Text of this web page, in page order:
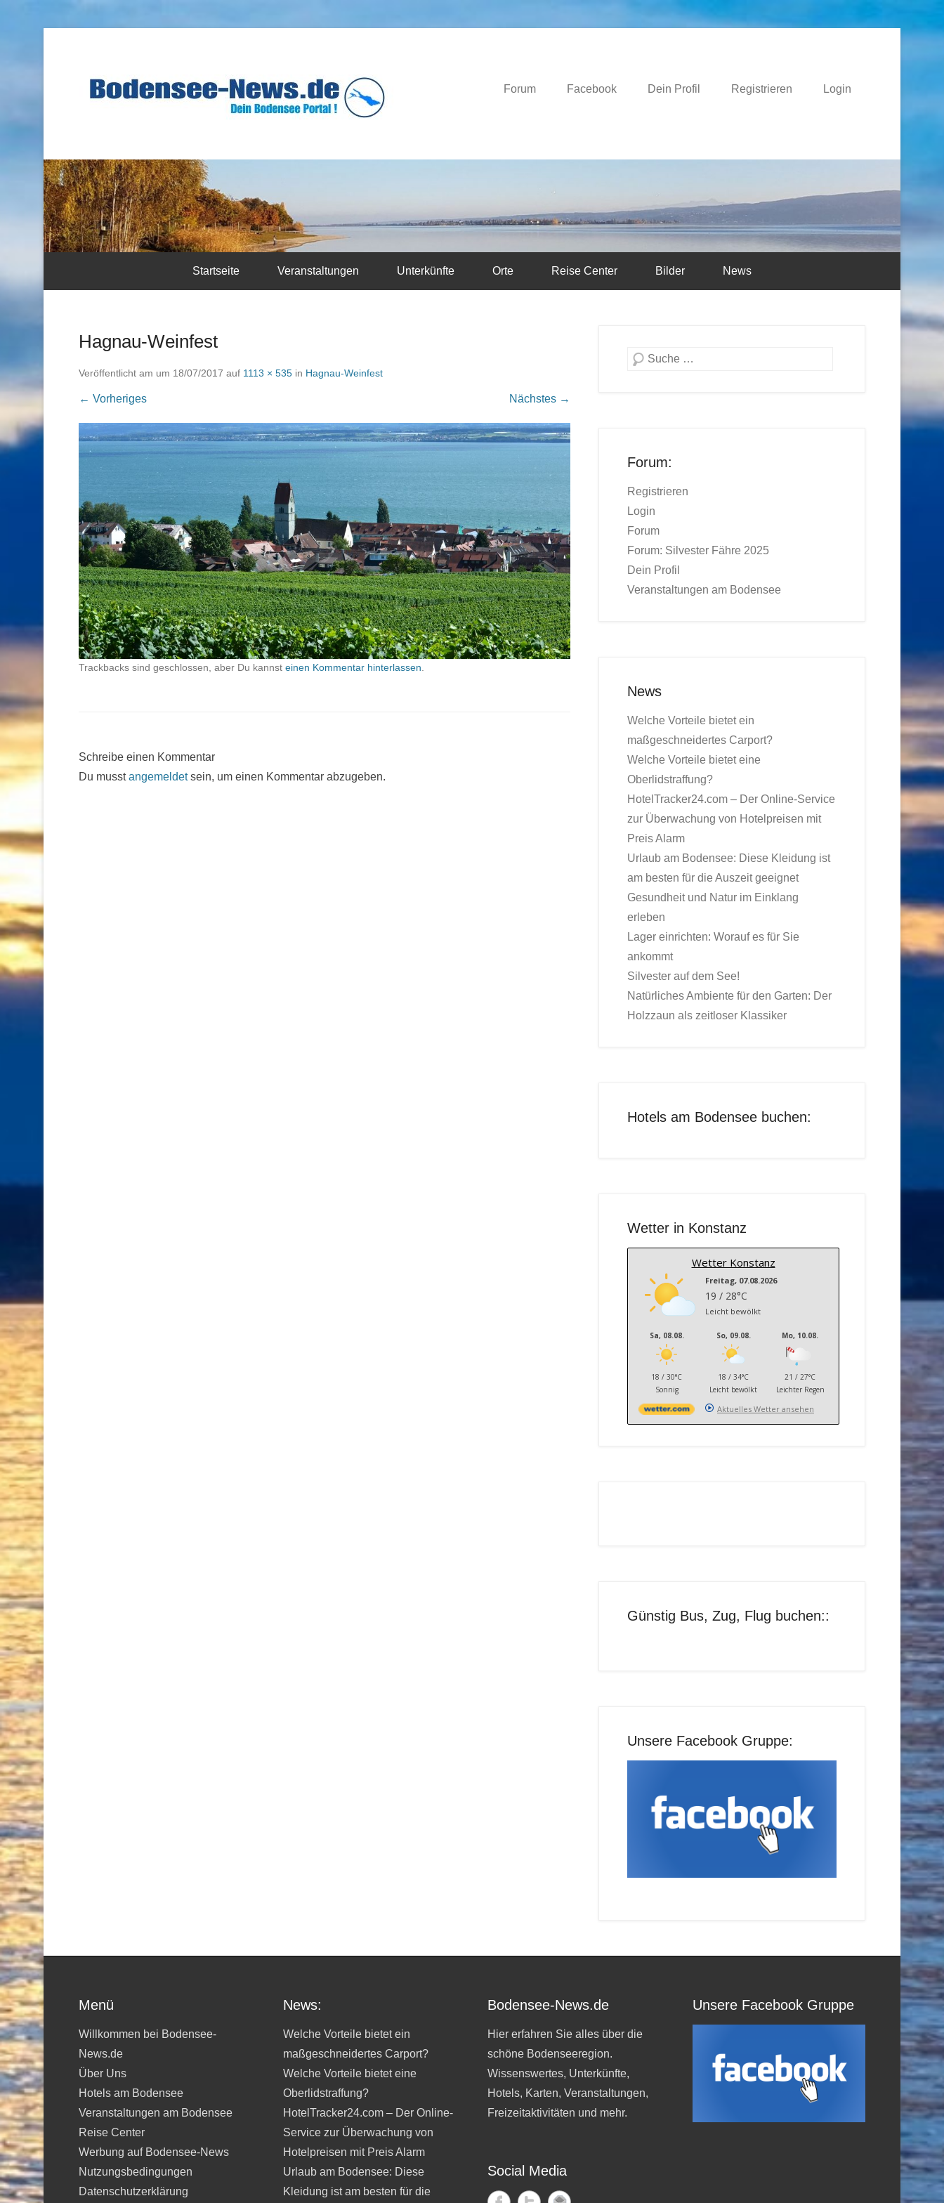
Forum Facebook Dein Profil Registrieren Login
Startseite Veranstaltungen Unterkünfte Orte Reise Center Bilder News
Hagnau-Weinfest
Veröffentlicht am um 18/07/2017 auf 1113 × 535 in Hagnau-Weinfest
← Vorheriges Nächstes →
Trackbacks sind geschlossen, aber Du kannst einen Kommentar hinterlassen.
Schreibe einen Kommentar
Du musstangemeldetsein, um einen Kommentar abzugeben.
Suchen
Forum:
Registrieren
Login
Forum
Forum: Silvester Fähre 2025
Dein Profil
Veranstaltungen am Bodensee
News
Welche Vorteile bietet ein
maßgeschneidertes Carport?
Welche Vorteile bietet eine
Oberlidstraffung?
HotelTracker24.com – Der Online-Service
zur Überwachung von Hotelpreisen mit
Preis Alarm
Urlaub am Bodensee: Diese Kleidung ist
am besten für die Auszeit geeignet
Gesundheit und Natur im Einklang
erleben
Lager einrichten: Worauf es für Sie
ankommt
Silvester auf dem See!
Natürliches Ambiente für den Garten: Der
Holzzaun als zeitloser Klassiker
Hotels am Bodensee buchen:
Wetter in Konstanz
Wetter Konstanz
Freitag, 07.08.2026
19 / 28°C
Leicht bewölkt
Sa, 08.08.
18 / 30°C
Sonnig
So, 09.08.
18 / 34°C
Leicht bewölkt
Mo, 10.08.
21 / 27°C
Leichter Regen
Aktuelles Wetter ansehen
Günstig Bus, Zug, Flug buchen::
Unsere Facebook Gruppe:
Menü
Willkommen bei Bodensee-
News.de
Über Uns
Hotels am Bodensee
Veranstaltungen am Bodensee
Reise Center
Werbung auf Bodensee-News
Nutzungsbedingungen
Datenschutzerklärung
News:
Welche Vorteile bietet ein
maßgeschneidertes Carport?
Welche Vorteile bietet eine
Oberlidstraffung?
HotelTracker24.com – Der Online-
Service zur Überwachung von
Hotelpreisen mit Preis Alarm
Urlaub am Bodensee: Diese
Kleidung ist am besten für die
Bodensee-News.de
Hier erfahren Sie alles über die
schöne Bodenseeregion.
Wissenswertes, Unterkünfte,
Hotels, Karten, Veranstaltungen,
Freizeitaktivitäten und mehr.
Social Media
Unsere Facebook Gruppe